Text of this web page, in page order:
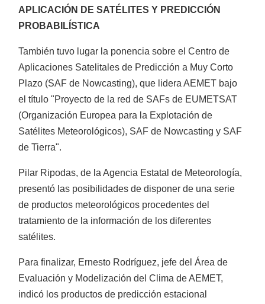
Motosierras
Desbrozadoras
Repuestos
APLICACIÓN DE SATÉLITES Y PREDICCIÓN
PROBABILÍSTICA
También tuvo lugar la ponencia sobre el Centro de
Aplicaciones Satelitales de Predicción a Muy Corto
Plazo (SAF de Nowcasting), que lidera AEMET bajo
el título "Proyecto de la red de SAFs de EUMETSAT
(Organización Europea para la Explotación de
Satélites Meteorológicos), SAF de Nowcasting y SAF
de Tierra".
Pilar Ripodas, de la Agencia Estatal de Meteorología,
presentó las posibilidades de disponer de una serie
de productos meteorológicos procedentes del
tratamiento de la información de los diferentes
satélites.
Para finalizar, Ernesto Rodríguez, jefe del Área de
Evaluación y Modelización del Clima de AEMET,
indicó los productos de predicción estacional